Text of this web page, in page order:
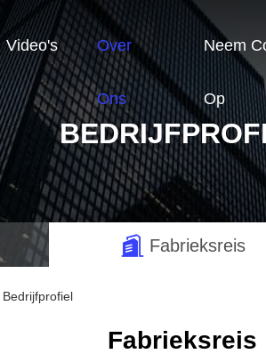
Video's Over
Ons
Neem
Op
Fabrieksreis
Fabrieksreis